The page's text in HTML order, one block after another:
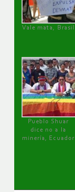
Vale mata, Brasil
Pueblo Shuar
dice no a la
minería, Ecuador